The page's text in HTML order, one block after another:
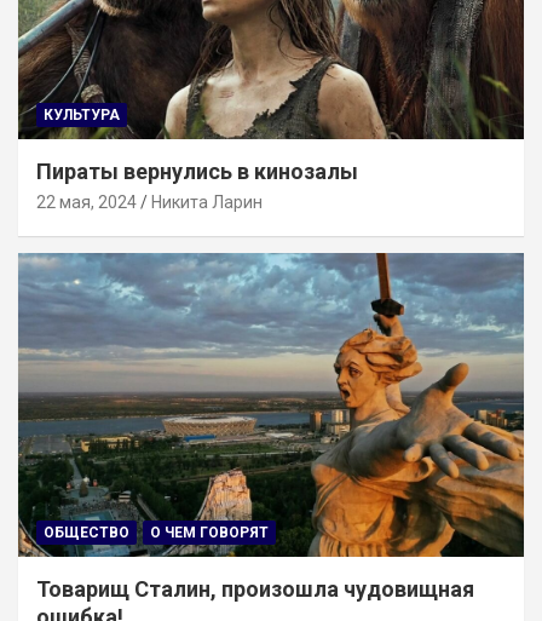
КУЛЬТУРА
Пираты вернулись в кинозалы
22 мая, 2024 Никита Ларин
ОБЩЕСТВО О ЧЕМ ГОВОРЯТ
Товарищ Сталин, произошла чудовищная